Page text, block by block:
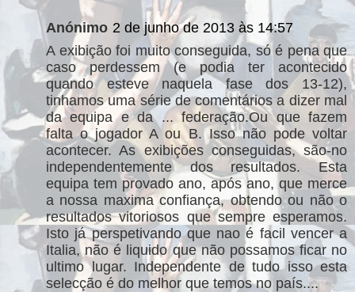
Anónimo 2 de junho de 2013 às 14:57
A exibição foi muito conseguida, só é pena que
caso perdessem (e podia ter acontecido
quando esteve naquela fase dos 13-12),
tinhamos uma série de comentários a dizer mal
da equipa e da ... federação.Ou que fazem
falta o jogador A ou B. Isso não pode voltar
acontecer. As exibições conseguidas, são-no
independentemente dos resultados. Esta
equipa tem provado ano, após ano, que merce
a nossa maxima confiança, obtendo ou não o
resultados vitoriosos que sempre esperamos.
Isto já perspetivando que nao é facil vencer a
Italia, não é liquido que não possamos ficar no
ultimo lugar. Independente de tudo isso esta
selecção é do melhor que temos no país....